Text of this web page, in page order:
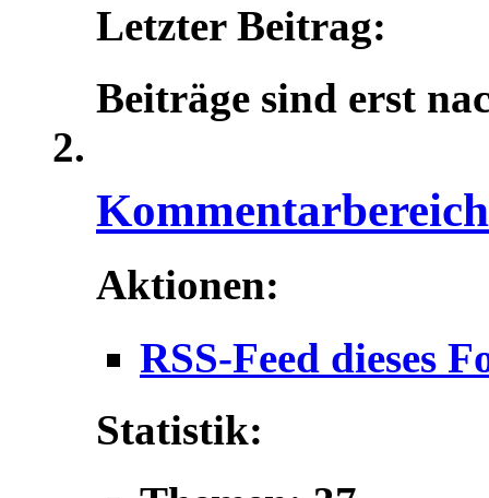
Letzter Beitrag:
Beiträge sind erst
Aktionen:
RSS-Feed dieses
Statistik: